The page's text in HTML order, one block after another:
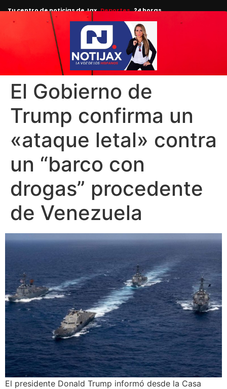
Tu centro de noticias de Jax Deportes 24 horas.
El Gobierno de
Trump confirma un
«ataque letal» contra
un “barco con
drogas” procedente
de Venezuela
El presidente Donald Trump informó desde la Casa